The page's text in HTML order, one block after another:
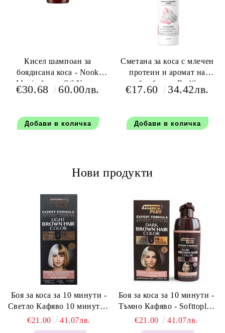
Кисел шампоан за
боядисана коса - Nook
Magic Argan Oil Nectar
Color Pro Acid PH 4.8-5.2
€30.68 60.00лв.
Сметана за коса с млечен
протеин и аромат на
бонбони - Brelil
Professional Hair BB
Sensation 250 мл.
€17.60 34.42лв.
Нови продукти
Боя за коса за 10 минути -
Светло Кафяво 10 минути -
Softtoplus Expert Woman
Light Brown 400мл
€21.00 41.07лв.
Боя за коса за 10 минути -
Тъмно Кафяво - Softtoplus
Expert Woman Dark Brown
400 мл
€21.00 41.07лв.